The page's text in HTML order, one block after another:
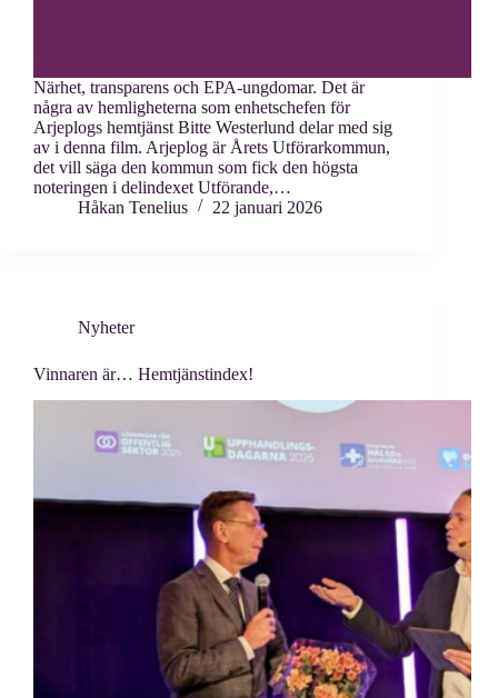
Närhet, transparens och EPA-ungdomar. Det är
några av hemligheterna som enhetschefen för
Arjeplogs hemtjänst Bitte Westerlund delar med sig
av i denna film. Arjeplog är Årets Utförarkommun,
det vill säga den kommun som fick den högsta
noteringen i delindexet Utförande,…
Håkan Tenelius
22 januari 2026
Nyheter
Vinnaren är… Hemtjänstindex!